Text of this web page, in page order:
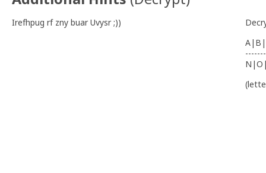
Irefhpug rf zny buar Uvysr ;))